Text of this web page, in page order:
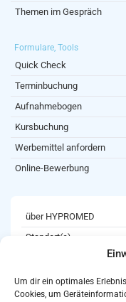
Um dir ein optimales
Cookies, um
Themen im Gespräch
Formulare, Tools
Quick Check
Terminbuchung
Aufnahmebogen
Kursbuchung
Werbemittel anfordern
Online-Bewerbung
über HYPROMED
Standort(e)
Karriere
Newsletter